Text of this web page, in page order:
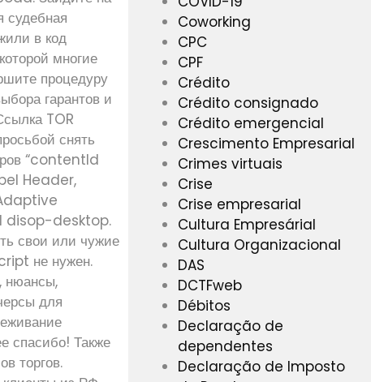
в код
многие
процедуру
гарантов и
TOR
снять
“contentId
Header,
disop-desktop.
свои или чужие
не нужен.
нюансы,
для
спасибо! Также
торгов.
Coworking
CPC
CPF
Crédito
Crédito consignado
Crédito emergencial
Crescimento Empresarial
Crimes virtuais
Crise
Crise empresarial
Cultura Empresárial
Cultura Organizacional
DAS
DCTFweb
Débitos
Declaração de
dependentes
Declaração de Imposto